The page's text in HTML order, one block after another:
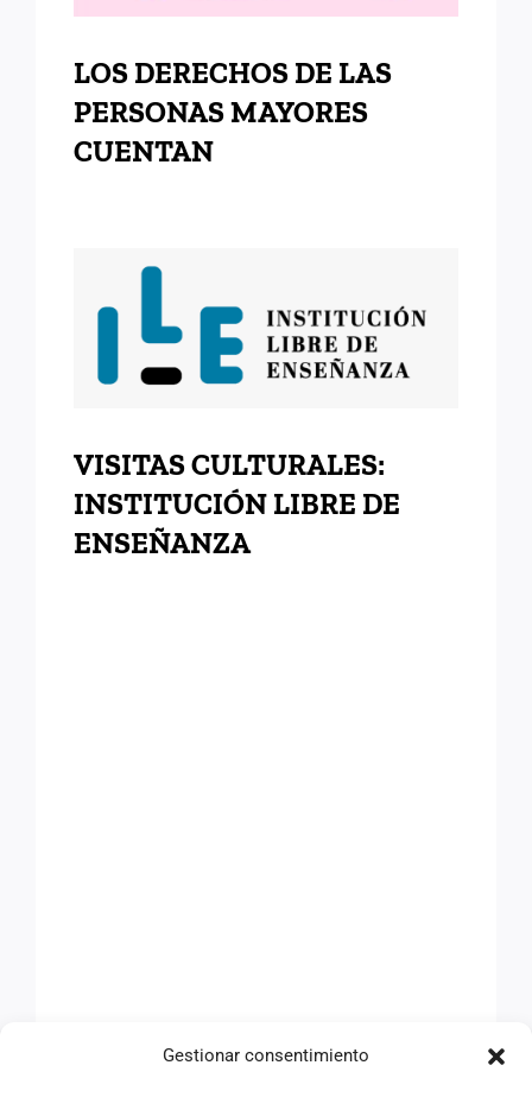
Gestionar consentimiento
LOS DERECHOS DE LAS
PERSONAS MAYORES
CUENTAN
VISITAS CULTURALES:
INSTITUCIÓN LIBRE DE
ENSEÑANZA
VISITAS CULTURALES:
INSTITUCIÓN LIBRE DE
ENSEÑANZA